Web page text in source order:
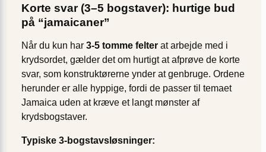
Korte svar (3–5 bogstaver): hurtige bud
på “jamaicaner”
Når du kun har 3-5 tomme felter at arbejde med i
krydsordet, gælder det om hurtigt at afprøve de korte
svar, som konstruktørerne ynder at genbruge. Ordene
herunder er alle hyppige, fordi de passer til temaet
Jamaica uden at kræve et langt mønster af
krydsbogstaver.
Typiske 3-bogstavsløsninger: